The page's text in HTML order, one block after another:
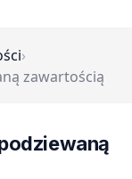
›
zawartością